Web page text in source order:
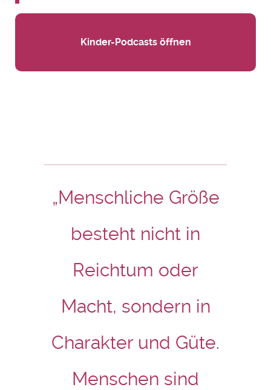
Kinder-Podcasts öffnen
„Menschliche Größe
besteht nicht in
Reichtum oder
Macht, sondern in
Charakter und Güte.
Menschen sind